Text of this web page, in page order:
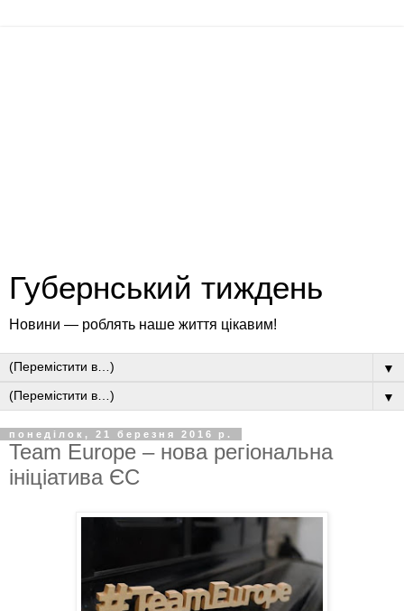
Губернський тиждень
Новини — роблять наше життя цікавим!
▼
▼
понеділок, 21 березня 2016 р.
Team Europe – нова регіональна
ініціатива ЄС